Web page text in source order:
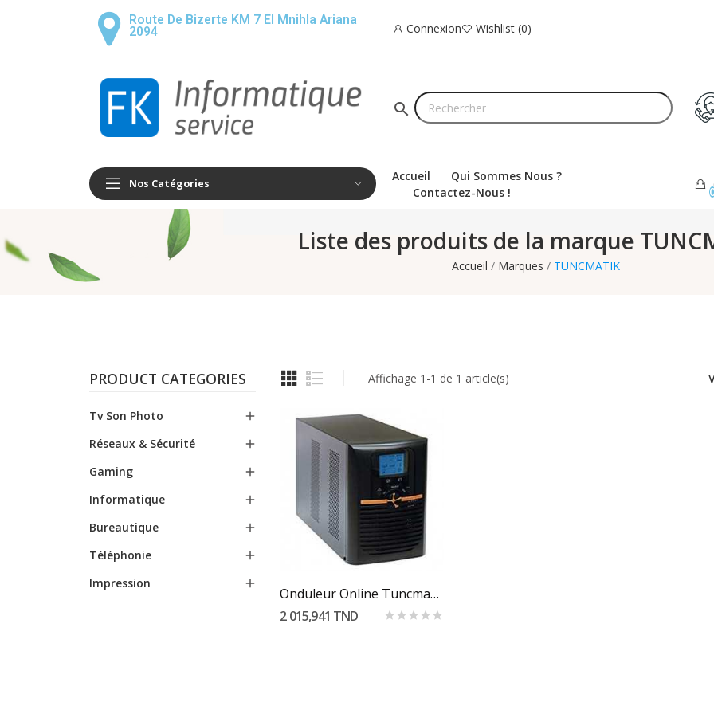
Route De Bizerte KM 7 El Mnihla Ariana
2094 Connexion Wishlist 0
search
Nos Catégories
Accueil
Qui Sommes Nous ?
Contactez-Nous !
Liste des produits de la marque
Accueil Marques TUNCMATIK
PRODUCT CATEGORIES
Tv Son Photo 
Réseaux & Sécurité 
Gaming 
Informatique 
Bureautique 
Téléphonie 
Impression 
Affichage 1-1 de 1 article(s)
Ajouter Au Panier
Onduleur Online Tuncmatik 3kVA Newtech PRO II X9
2 015,941 TND